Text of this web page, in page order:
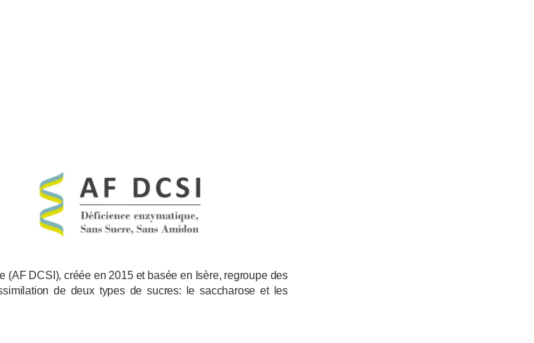
(AF DCSI), créée en 2015 et basée en Isère, regroupe des
de deux types de sucres: le saccharose et les